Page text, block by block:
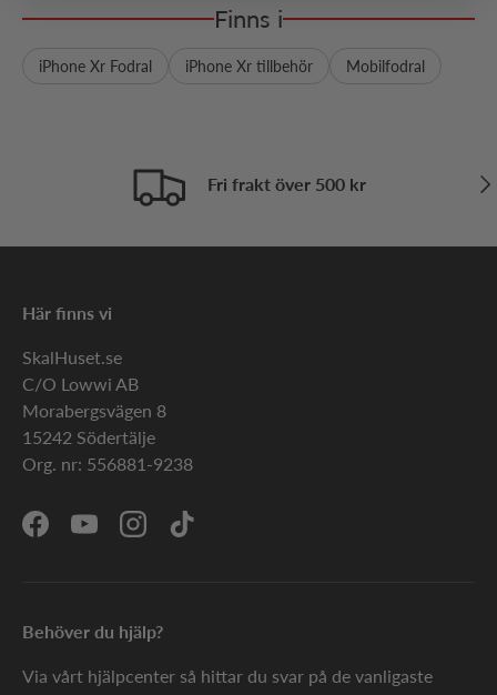
Finns i
iPhone Xr Fodral iPhone Xr tillbehör Mobilfodral
Fri frakt över 500 kr
Här finns vi
SkalHuset.se
C/O Lowwi AB
Morabergsvägen 8
15242 Södertälje
Org. nr: 556881-9238
FacebookYouTubeInstagramTikTok
Behöver du hjälp?
Via vårt hjälpcenter så hittar du svar på de vanligaste